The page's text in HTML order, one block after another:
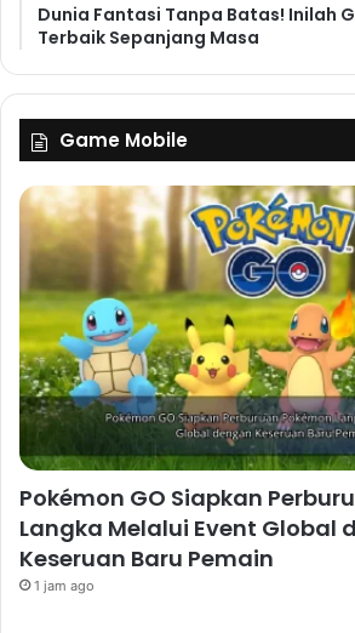
Dunia Fantasi Tanpa Batas! Inilah
Terbaik Sepanjang Masa
Game Mobile
Pokémon GO Siapkan
Langka Melalui Event Global
Keseruan Baru Pemain
1 jam ago